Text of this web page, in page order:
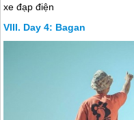
xe đạp điện
Day 4: Bagan